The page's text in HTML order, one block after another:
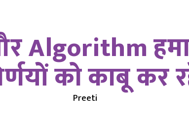
Algorithm
को काबू कर
Preeti